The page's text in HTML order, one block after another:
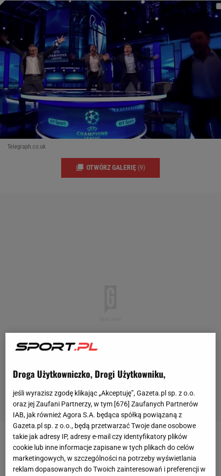
Telegraph.co.uk
OTWÓRZ GALERIĘ (9)
Do 88. minuty na Camp Nou gospodarze prowadzili
z mistrzami Francji 3:1 i do awansu potrzebowali aż
trzech bramek. I chociaż wydawało się to nierealne,
Droga Użytkowniczko, Drogi Użytkowniku,
jeśli wyrazisz zgodę klikając „Akceptuję”, Gazeta.pl sp. z o.o.
oraz jej Zaufani Partnerzy, w tym [676] Zaufanych Partnerów
IAB, jak również Agora S.A. będąca spółką powiązaną z
Gazeta.pl sp. z o.o., będą przetwarzać Twoje dane osobowe
takie jak adresy IP, adresy e-mail czy identyfikatory plików
cookie lub inne informacje zapisane w tych plikach do celów
marketingowych, w szczególności na potrzeby wyświetlania
reklam dopasowanych do Twoich zainteresowań i preferencji w